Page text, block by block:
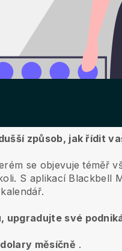
způsob, jak řídit
se objevuje téměř
S aplikací Blackbell
upgradujte své
měsíčně .